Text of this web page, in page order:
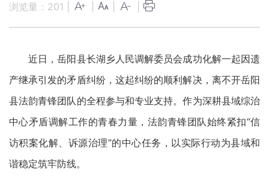
浏览量： 201
近日，岳阳县长湖乡人民调解委员会成功化解一起因遗
产继承引发的矛盾纠纷，这起纠纷的顺利解决，离不开岳阳
县法韵青锋团队的全程参与和专业支持。作为深耕县域综治
中心矛盾调解工作的青春力量，法韵青锋团队始终紧扣“信
访积案化解、诉源治理”的中心任务，以实际行动为县域和
谐稳定筑牢防线。